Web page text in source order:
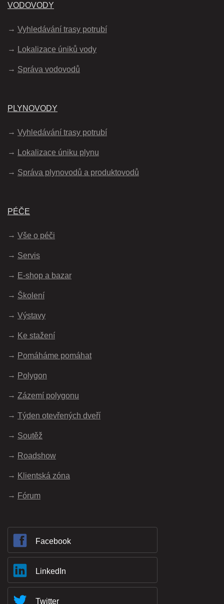
VODOVODY
Vyhledávání trasy potrubí
Lokalizace úniků vody
Správa vodovodů
PLYNOVODY
Vyhledávání trasy potrubí
Lokalizace úniku plynu
Správa plynovodů a produktovodů
PÉČE
Vše o péči
Servis
E-shop a bazar
Školení
Výstavy
Ke stažení
Pomáháme pomáhat
Polygon
Zázemí polygonu
Týden otevřených dveří
Soutěž
Roadshow
Klientská zóna
Fórum
Facebook
LinkedIn
Twitter